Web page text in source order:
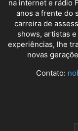
na internet e rádio
anos a frente do
carreira de
shows, artistas
experiências, lhe
novas
Contato: